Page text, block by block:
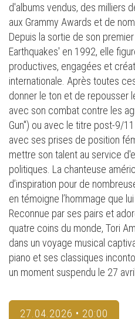
d'albums vendus, des milliers
aux Grammy Awards et de
Depuis la sortie de son
Earthquakes' en 1992, elle
productives, engagées et
internationale. Après toutes
donner le ton et de repousser
avec son combat contre les
Gun") ou avec le titre post-9/
avec ses prises de position
mettre son talent au service
politiques. La chanteuse
d’inspiration pour de
en témoigne l’hommage que
Reconnue par ses pairs et
quatre coins du monde, Tori
dans un voyage musical
piano et ses classiques
un moment suspendu le 27
27.04.2026 • 20:00